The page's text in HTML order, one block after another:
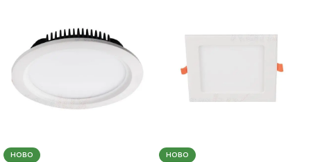
Таван,за Офис,за Таван
Вграждане
ВИД
НОВО НОВО